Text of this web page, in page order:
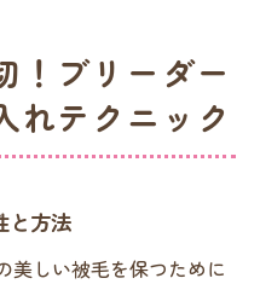
！ブリーダー
れテクニック
と方法
美しい被毛を保つために